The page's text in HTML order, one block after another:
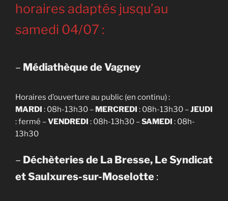
horaires adaptés jusqu’au
samedi 04/07 :
– Médiathèque de Vagney
Horaires d’ouverture au public (en continu) :
MARDI : 08h-13h30 – MERCREDI : 08h-13h30 –JEUDI
: fermé –VENDREDI : 08h-13h30 –SAMEDI : 08h-
13h30
– Déchèteries de La Bresse, Le Syndicat
et Saulxures-sur-Moselotte :